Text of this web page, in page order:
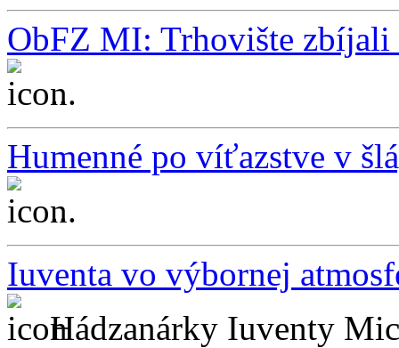
ObFZ MI: Trhovište
...
Humenné po víťazstve v
...
Iuventa vo výbornej
Hádzanárky Iuventy